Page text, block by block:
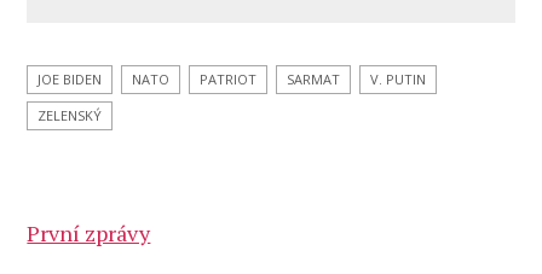
JOE BIDEN NATO PATRIOT SARMAT
V. PUTIN
ZELENSKÝ
První zprávy